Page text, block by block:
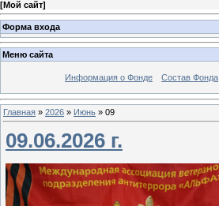
[Мой сайт]
Форма входа
Меню сайта
Информация о Фонде Состав Фонда
Главная » 2026 » Июнь » 09
09.06.2026 г.